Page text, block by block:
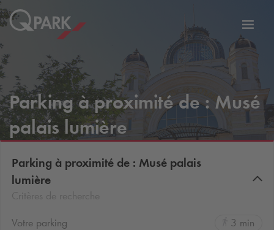
vers
Parking à proximité de : Musé
palais lumière
Parking à proximité de : Musé palais
lumière
Votre parking
3 min